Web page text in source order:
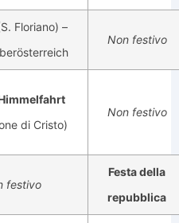
Floriano) –
Non festivo
di Cristo)
Non festivo
festivo
Festa della
repubblica